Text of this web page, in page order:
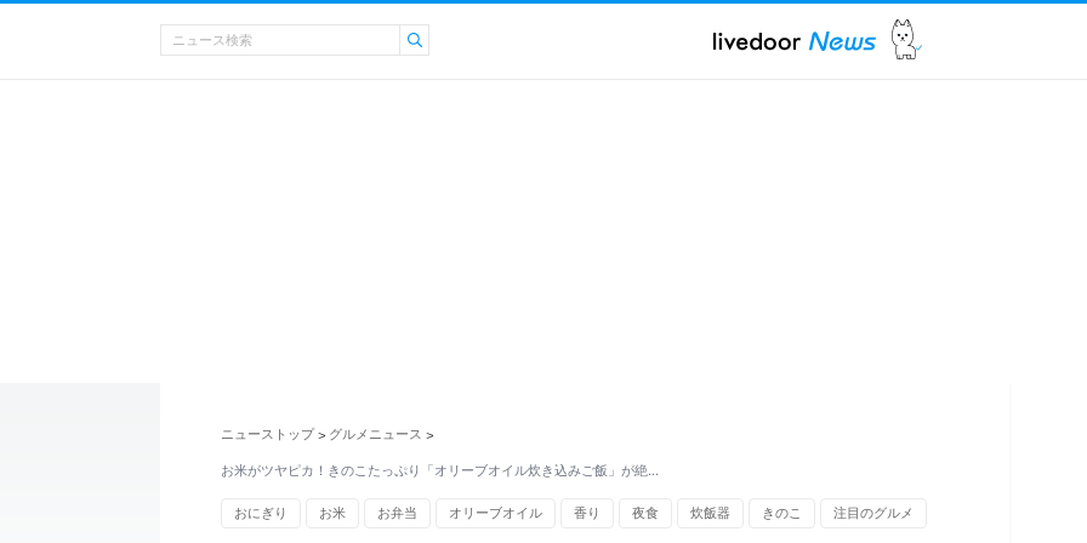
ニューストップ > グルメニュース >
お米がツヤピカ！きのこたっぷり「オリーブオイル炊き込みご飯」が絶…
おにぎり お米 お弁当 オリーブオイル 香り 夜食 炊飯器 きのこ 注目のグルメ